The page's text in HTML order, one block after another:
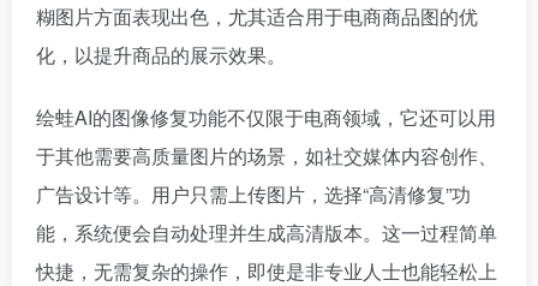
糊图片方面表现出色，尤其适合用于电商商品图的优
化，以提升商品的展示效果。
绘蛙AI的图像修复功能不仅限于电商领域，它还可以用
于其他需要高质量图片的场景，如社交媒体内容创作、
广告设计等。用户只需上传图片，选择“高清修复”功
能，系统便会自动处理并生成高清版本。这一过程简单
快捷，无需复杂的操作，即使是非专业人士也能轻松上